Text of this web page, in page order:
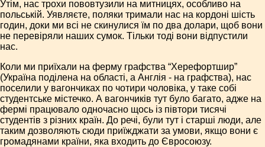
Утім, нас трохи пововтузили на митницях, особливо на
польській. Уявляєте, поляки тримали нас на кордоні шість
годин, доки ми всі не скинулися їм по два долари, щоб вони
не перевіряли наших сумок. Тільки тоді вони відпустили
нас.
Коли ми приїхали на ферму графства “Херефортшир”
(Україна поділена на області, а Англія - на графства), нас
поселили у вагончиках по чотири чоловіка, у таке собі
студентське містечко. А вагончиків тут було багато, адже на
фермі працювало одночасно щось із півтори тисячі
студентів з різних країн. До речі, були тут і старші люди, але
таким дозволяють сюди приїжджати за умови, якщо вони є
громадянами країни, яка входить до Євросоюзу.